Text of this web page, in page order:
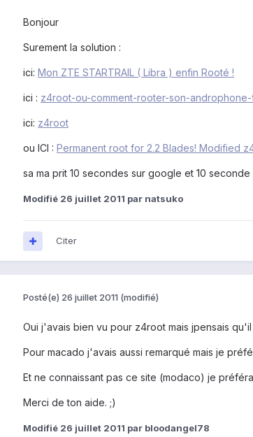
Bonjour
Surement la solution :
ici: Mon ZTE STARTRAIL ( Libra ) enfin Rooté !
ici : z4root-ou-comment-rooter-son-
ici: z4root
ou ICI : Permanent root for 2.2 Blades! Modified
sa ma prit 10 secondes sur google et 10
Modifié 26 juillet 2011 par natsuko
Citer
Posté(e) 26 juillet 2011 (modifié)
Oui j'avais bien vu pour z4root mais jpensais qu'il
Pour macado j'avais aussi remarqué mais je
Et ne connaissant pas ce site (modaco) je
Merci de ton aide. ;)
Modifié 26 juillet 2011 par bloodangel78